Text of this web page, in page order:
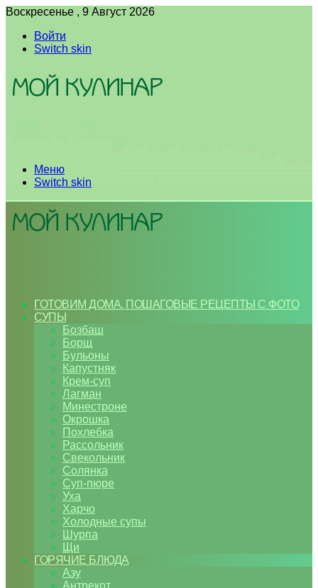
Воскресенье , 9 Август 2026
Войти
Switch skin
Меню
Switch skin
ГОТОВИМ ДОМА. ПОШАГОВЫЕ РЕЦЕПТЫ С ФОТО
СУПЫ
Бозбаш
Борщ
Бульоны
Капустняк
Крем-суп
Лагман
Минестроне
Окрошка
Похлебка
Рассольник
Свекольник
Солянка
Суп-пюре
Уха
Харчо
Холодные супы
Шурпа
Щи
ГОРЯЧИЕ БЛЮДА
Азу
Антрекот